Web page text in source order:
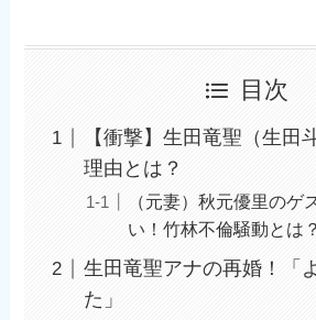
目次
【衝撃】生田竜聖（生田
理由とは？
（元妻）秋元優里のゲ
い！竹林不倫騒動とは？
生田竜聖アナの再婚！「
た」